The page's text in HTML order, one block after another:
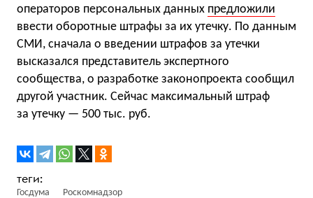
операторов персональных данных предложили
ввести оборотные штрафы за их утечку. По данным
СМИ, сначала о введении штрафов за утечки
высказался представитель экспертного
сообщества, о разработке законопроекта сообщил
другой участник. Сейчас максимальный штраф
за утечку — 500 тыс. руб.
Госдума Роскомнадзор